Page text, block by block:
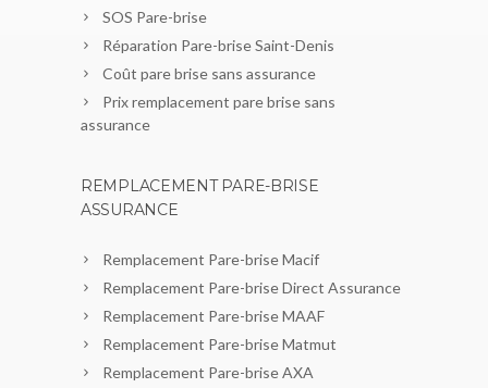
SOS Pare-brise
Réparation Pare-brise Saint-Denis
Coût pare brise sans assurance
Prix remplacement pare brise sans
assurance
REMPLACEMENT PARE-BRISE
ASSURANCE
Remplacement Pare-brise Macif
Remplacement Pare-brise Direct Assurance
Remplacement Pare-brise MAAF
Remplacement Pare-brise Matmut
Remplacement Pare-brise AXA